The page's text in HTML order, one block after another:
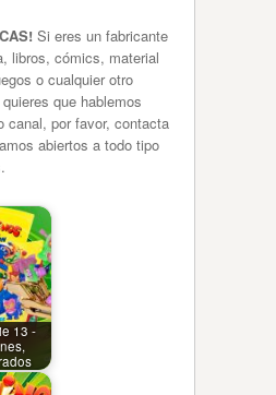
Si eres un fabricante
libros, cómics, material
o cualquier otro
que hablemos
canal, por favor, contacta
abiertos a todo tipo
13 -